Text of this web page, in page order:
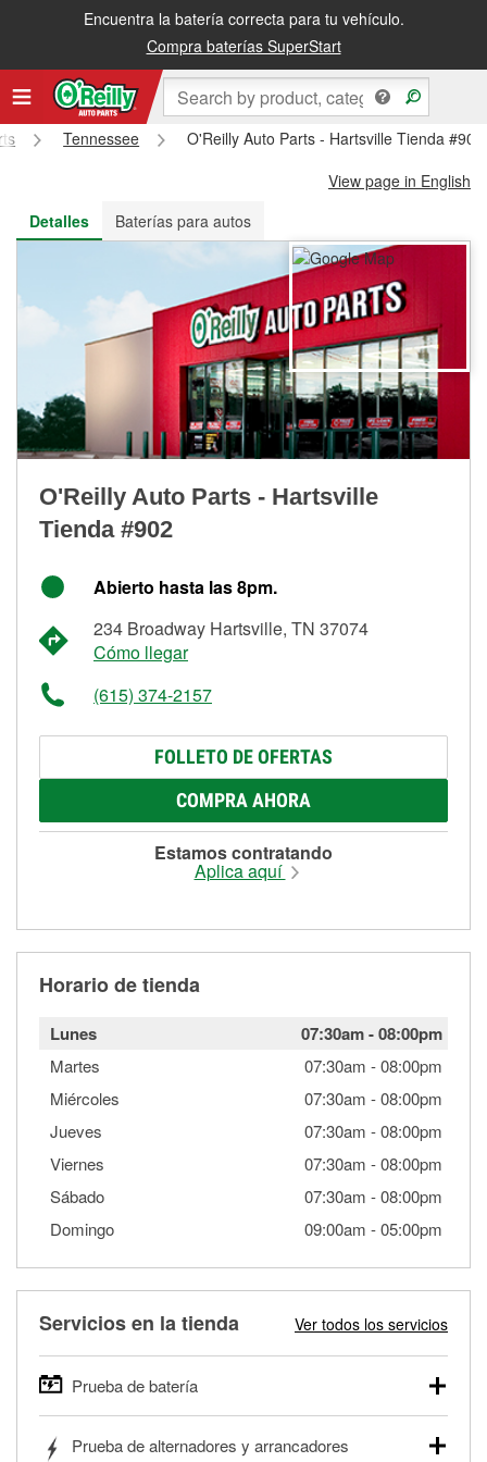
Encuentra la batería correcta para tu vehículo.
Compra baterías SuperStart
Recibe tu orden gratis al día siguiente o recógela en la tienda
Tennessee
O'Reilly Auto Parts - Hartsville Tienda #902
View page in English
Detalles
Baterías para autos
O'Reilly Auto Parts - Hartsville
Tienda #902
Abierto hasta las 8pm.
234 Broadway Hartsville, TN 37074
Cómo llegar
(615) 374-2157
FOLLETO DE OFERTAS
COMPRA AHORA
Estamos contratando
Aplica aquí
Horario de tienda
Lunes 07:30am-08:00pm
Martes 07:30am -08:00pm
Miércoles
07:30am -08:00pm
Jueves
07:30am -08:00pm
Viernes
07:30am -08:00pm
Sábado
07:30am -08:00pm
Domingo
09:00am -05:00pm
Servicios en la tienda Ver todos los servicios
Prueba de batería
autos, camionetas, SUVs, vehículos comerciales y
Prueba de alternadores y arrancadores